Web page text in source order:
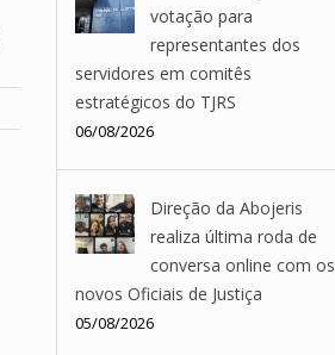
votação para
representantes dos
servidores em comitês
estratégicos do TJRS
06/08/2026
Direção da Abojeris
realiza última roda de
conversa online com os
novos Oficiais de Justiça
05/08/2026